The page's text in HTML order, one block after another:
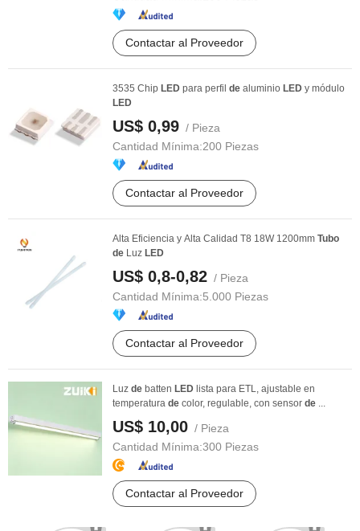
Contactar al Proveedor
3535 Chip LED para perfil de aluminio LED y módulo
LED
US$ 0,99 / Pieza
Cantidad Mínima:200 Piezas
Contactar al Proveedor
Alta Eficiencia y Alta Calidad T8 18W 1200mm Tubo
de Luz LED
US$ 0,8-0,82 / Pieza
Cantidad Mínima:5.000 Piezas
Contactar al Proveedor
Luz de batten LED lista para ETL, ajustable en
temperatura de color, regulable, con sensor de ...
US$ 10,00 / Pieza
Cantidad Mínima:300 Piezas
Contactar al Proveedor